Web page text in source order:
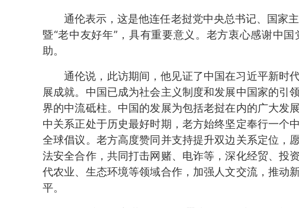
通伦表示，这是他连任老挝党中央总书记、国家
暨“老中友好年”，具有重要意义。老方衷心感谢中
助。
通伦说，此访期间，他见证了中国在习近平新时
展成就。中国已成为社会主义制度和发展中国家的引
界的中流砥柱。中国的发展为包括老挝在内的广大发
中关系正处于历史最好时期，老方始终坚定奉行一个
全球倡议。老方高度赞同并支持提升双边关系定位，
法安全合作，共同打击网赌、电诈等，深化经贸、投
代农业、生态环境等领域合作，加强人文交流，推动
平。